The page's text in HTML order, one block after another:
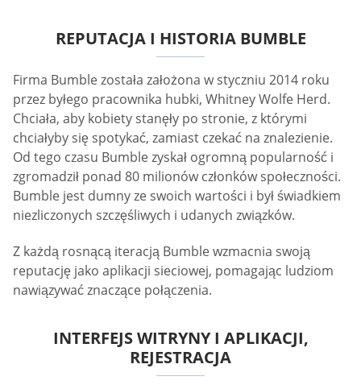
REPUTACJA I HISTORIA BUMBLE
Firma Bumble została założona w styczniu 2014 roku
przez byłego pracownika hubki, Whitney Wolfe Herd.
Chciała, aby kobiety stanęły po stronie, z którymi
chciałyby się spotykać, zamiast czekać na znalezienie.
Od tego czasu Bumble zyskał ogromną popularność i
zgromadził ponad 80 milionów członków społeczności.
Bumble jest dumny ze swoich wartości i był świadkiem
niezliczonych szczęśliwych i udanych związków.
Z każdą rosnącą iteracją Bumble wzmacnia swoją
reputację jako aplikacji sieciowej, pomagając ludziom
nawiązywać znaczące połączenia.
INTERFEJS WITRYNY I APLIKACJI,
REJESTRACJA